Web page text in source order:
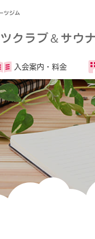
ツジム
クラブ＆サウ
入会案内・ 料金